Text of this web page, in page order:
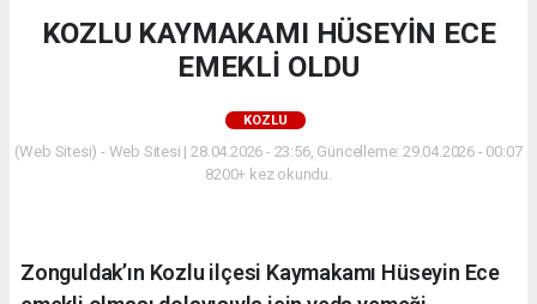
KOZLU KAYMAKAMI HÜSEYİN ECE
EMEKLİ OLDU
KOZLU
(Web Sitesi) - Web Sitesi | 28.04.2026 - 23:56, Güncelleme: 29.04.2026 - 00:07
8200+ kez okundu.
Zonguldak’ın Kozlu ilçesi Kaymakamı Hüseyin Ece